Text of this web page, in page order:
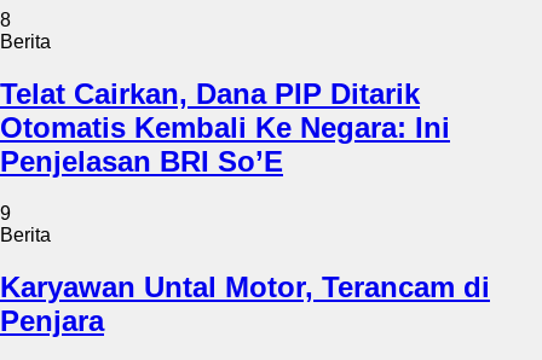
8
Berita
Telat Cairkan, Dana PIP Ditarik
Otomatis Kembali Ke Negara: Ini
Penjelasan BRI So’E
9
Berita
Karyawan Untal Motor, Terancam di
Penjara